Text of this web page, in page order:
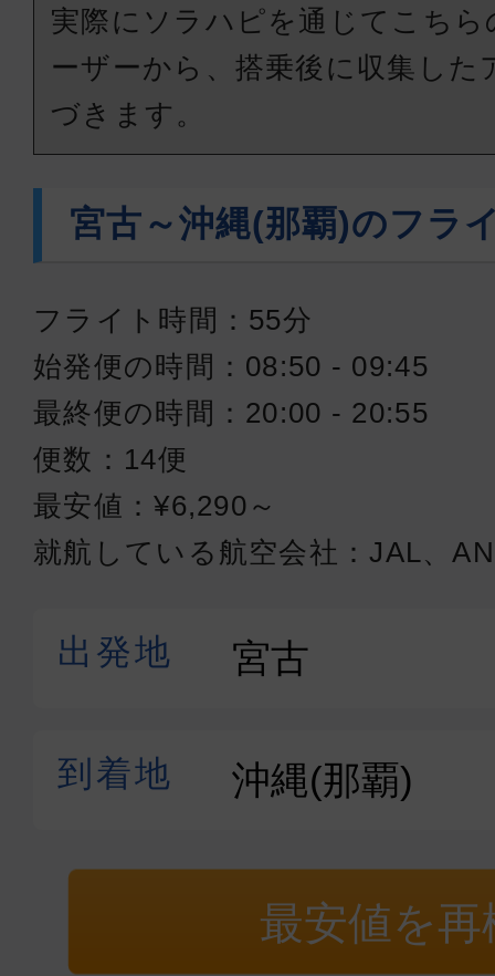
JTA560 13:25
JTA562 16:05
JTA564
クラスJ
宮古
16:55
沖縄(
宮古
沖縄(
宮古
08:50
クラスJ
宮古
沖縄(
実際にソラハピを通じてこち
ーザーから、搭乗後に収集した
づきます。
宮古～沖縄(那覇)のフラ
フライト時間：55分
始発便の時間：08:50 - 09:45
最終便の時間：20:00 - 20:55
便数：14便
最安値：¥6,290～
就航している航空会社：JAL、
最安値を再